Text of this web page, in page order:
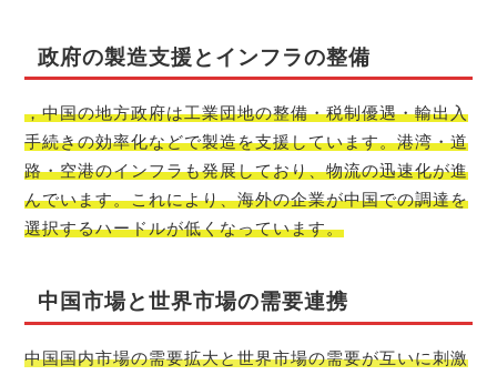
政府の製造支援とインフラの整備
，中国の地方政府は工業団地の整備・税制優遇・輸出入
手続きの効率化などで製造を支援しています。港湾・道
路・空港のインフラも発展しており、物流の迅速化が進
んでいます。これにより、海外の企業が中国での調達を
選択するハードルが低くなっています。
中国市場と世界市場の需要連携
中国国内市場の需要拡大と世界市場の需要が互いに刺激